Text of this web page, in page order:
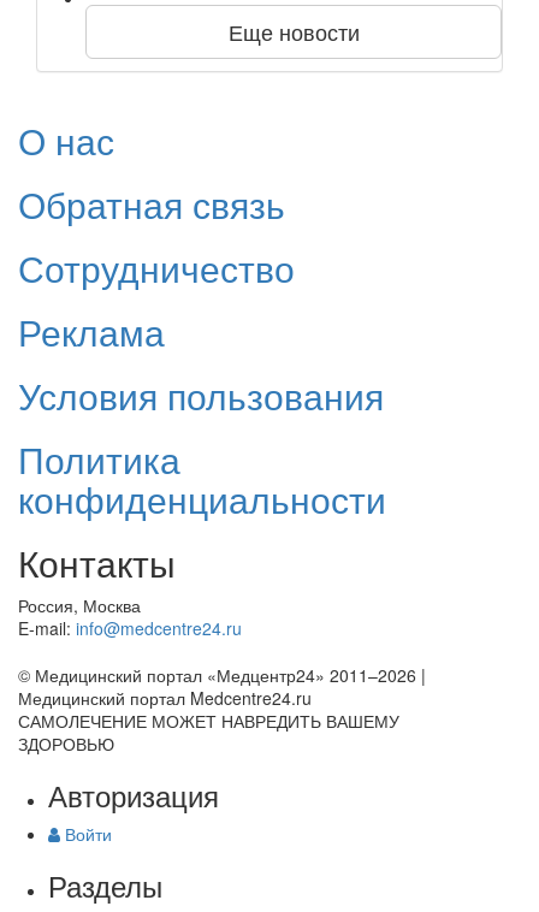
Еще новости
О нас
Обратная связь
Сотрудничество
Реклама
Условия пользования
Политика
конфиденциальности
Контакты
Россия, Москва
E-mail: info@medcentre24.ru
© Медицинский портал «Медцентр24» 2011–2026 |
Медицинский портал Medcentre24.ru
САМОЛЕЧЕНИЕ МОЖЕТ НАВРЕДИТЬ ВАШЕМУ
ЗДОРОВЬЮ
Авторизация
Войти
Разделы